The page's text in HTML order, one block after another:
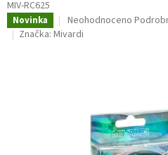
MIV-RC625
Novinka
Průměrné
hodnocení
hvězdiček.
Neohodnoceno
Značka: Mivardi